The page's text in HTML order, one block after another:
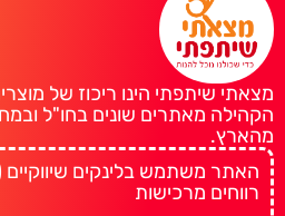
מצאתי שיתפתי הינו ריכוז של
הקהילה מאתרים שונים בחו"ל
מהארץ.
האתר משתמש בלינקים שיווקיים
רווחים מרכישות